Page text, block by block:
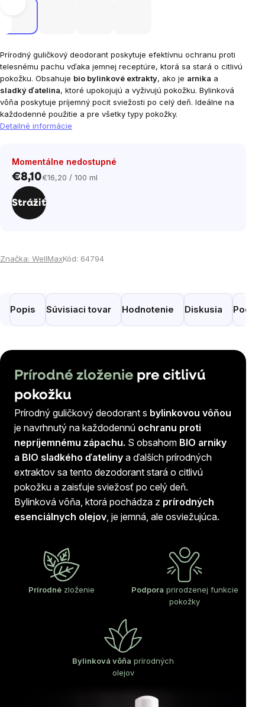
Prírodný guličkový deodorant poskytuje efektívnu ochranu proti
telesnému pachu vďaka jemnej receptúre, ktorá sa stará o citlivú
pokožku. Obsahuje bio bylinkové extrakty, ako je arnika a
sladký ďatelina, ktoré upokojujú a vyživujú pokožku. Bylinková
vôňa poskytuje príjemný pocit sviežosti po celý deň. Ideálne na
každodenné použitie a pre všetky typy pokožky.
Detailné informácie
Momentálne nedostupné
€8,10Jednotková
cena:
€16,20 / 100 ml
Strážiť
Značka: WellMaxKód: 64794
Popis Súvisiaci tovar Hodnotenie Diskusia
Prírodné zloženie pre citlivú
pokožku
Prírodný guličkový deodorant s bylinkovou vôňou
je navrhnutý na každodennú ochranu proti
nepríjemnému zápachu. S obsahom BIO arniky
a BIO sladkého ďateliny a ďalších prírodných
extraktov sa tento dezodorant stará o citlivú
pokožku a zaisťuje sviežosť po celý deň.
Bylinková vôňa, ktorá pochádza z prírodných
esenciálnych olejov, je jemná, ale osviežujúca.
Prírodné zloženie Podpora prirodzenej funkcie
pokožky
Bylinková vôňa prírodných
olejov